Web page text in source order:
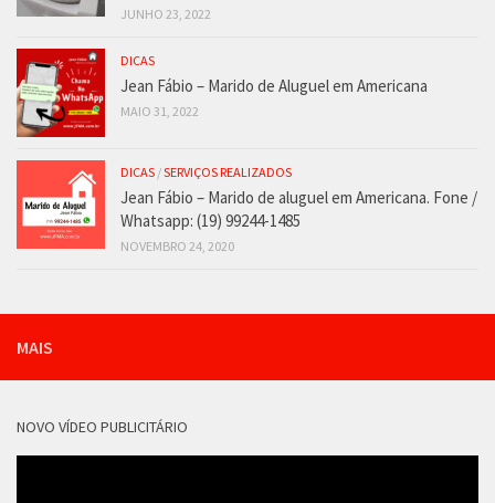
JUNHO 23, 2022
DICAS
Jean Fábio – Marido de Aluguel em Americana
MAIO 31, 2022
DICAS /SERVIÇOS REALIZADOS
Jean Fábio – Marido de aluguel em Americana. Fone /
Whatsapp: (19) 99244-1485
NOVEMBRO 24, 2020
MAIS
NOVO VÍDEO PUBLICITÁRIO